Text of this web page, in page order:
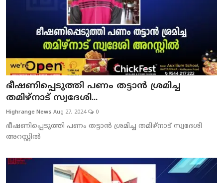
ഭീഷണിപ്പെടുത്തി പണം തട്ടാന്‍ ശ്രമിച്ച
തമിഴ്നാട് സ്വദേശി...
Highrange News Aug 27, 2024 0
ഭീഷണിപ്പെടുത്തി പണം തട്ടാന്‍ ശ്രമിച്ച തമിഴ്നാട് സ്വദേശി
അറസ്റ്റില്‍